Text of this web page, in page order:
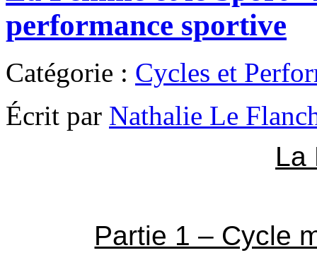
performance sportive
Catégorie : Cycles et
Écrit par Nathalie Le
La
Partie 1 – Cycle